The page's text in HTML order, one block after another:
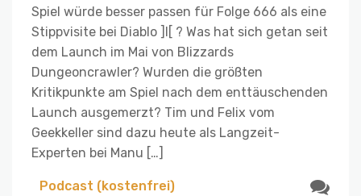
Spiel würde besser passen für Folge 666 als eine
Stippvisite bei Diablo ]I[ ? Was hat sich getan seit
dem Launch im Mai von Blizzards
Dungeoncrawler? Wurden die größten
Kritikpunkte am Spiel nach dem enttäuschenden
Launch ausgemerzt? Tim und Felix vom
Geekkeller sind dazu heute als Langzeit-
Experten bei Manu […]
Podcast (kostenfrei)